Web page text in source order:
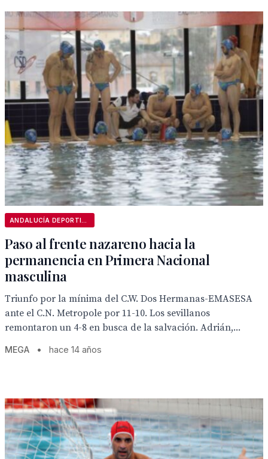
Paso al frente nazareno hacia la
permanencia en Primera Nacional
masculina
Triunfo por la mínima del C.W. Dos Hermanas-EMASESA
ante el C.N. Metropole por 11-10. Los sevillanos
remontaron un 4-8 en busca de la salvación. Adrián,...
MEGA • hace 14 años